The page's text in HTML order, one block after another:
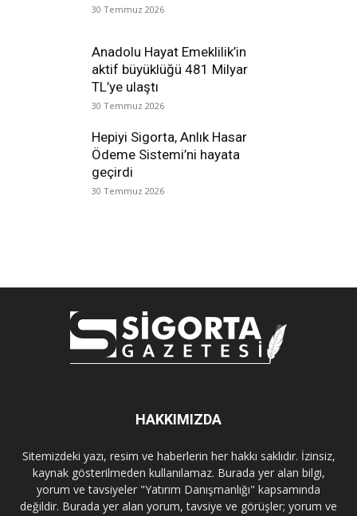
30 Temmuz 2026
Anadolu Hayat Emeklilik’in
aktif büyüklüğü 481 Milyar
TL’ye ulaştı
30 Temmuz 2026
Hepiyi Sigorta, Anlık Hasar
Ödeme Sistemi’ni hayata
geçirdi
30 Temmuz 2026
HAKKIMIZDA
Sitemizdeki yazı, resim ve haberlerin her hakkı saklıdır. İzinsiz,
kaynak gösterilmeden kullanılamaz. Burada yer alan bilgi,
yorum ve tavsiyeler "Yatırım Danışmanlığı" kapsamında
değildir. Burada yer alan yorum, tavsiye ve görüşler; yorum ve